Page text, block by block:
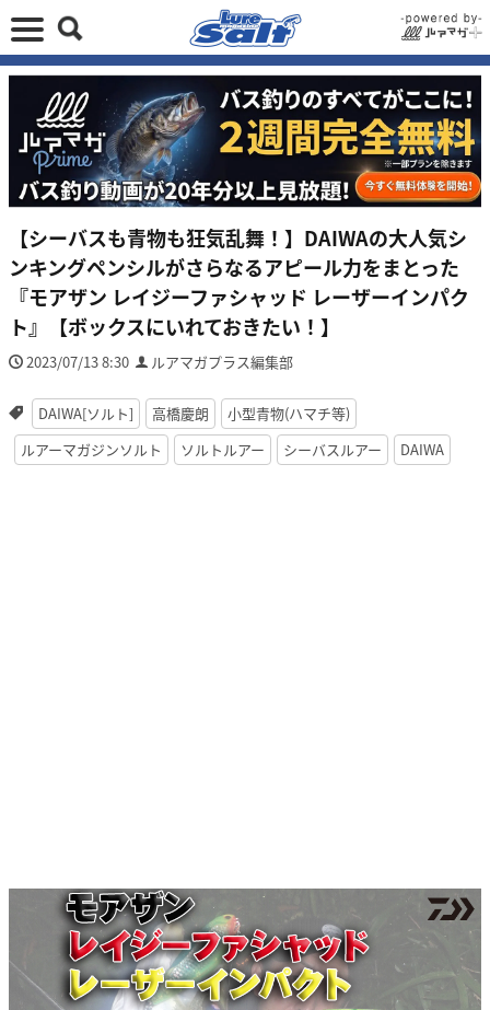
【シーバスも青物も狂気乱舞！】DAIWAの大人気シ
ンキングペンシルがさらなるアピール力をまとった
『モアザン レイジーファシャッド レーザーインパク
ト』【ボックスにいれておきたい！】
2023/07/13 8:30 ルアマガプラス編集部
DAIWA[ソルト] 高橋慶朗
小型青物(ハマチ等)
ルアーマガジンソルト
ソルトルアー シーバスルアー DAIWA